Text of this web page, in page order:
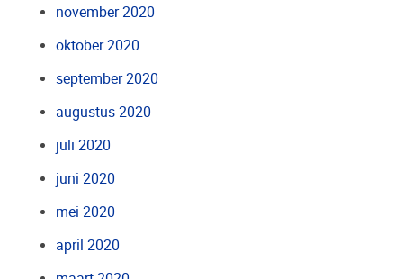
november 2020
oktober 2020
september 2020
augustus 2020
juli 2020
juni 2020
mei 2020
april 2020